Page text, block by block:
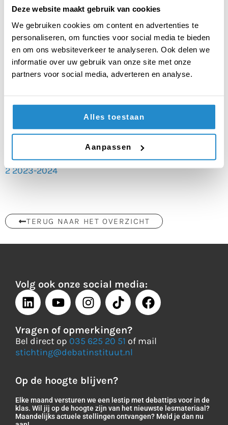
Deze website maakt gebruik van cookies
We gebruiken cookies om content en advertenties te
personaliseren, om functies voor social media te bieden
en om ons websiteverkeer te analyseren. Ook delen we
informatie over uw gebruik van onze site met onze
partners voor social media, adverteren en analyse.
Alles toestaan
Aanpassen
Praedinius Gymnasium
Utrechts Stedelijk Gymnasium
Melanchton Bergschenhoek
Coornhert Gymnasium
Mendelcollege
Gymnasium Celeanum
Bertrand Russel College
Stedelijk Gymnasium
Beste Troublespeecher: Ricardo van Gomarus SG
De volledige uitslag vind je hier:Uitslag Voorronde
2 2023-2024
TERUG NAAR HET OVERZICHT
Volg ook onze social media:
Vragen of opmerkingen?
Bel direct op 035 625 20 51 of mail
stichting@debatinstituut.nl
Op de hoogte blijven?
Elke maand versturen we een lestip met debattips voor in de
klas. Wil jij op de hoogte zijn van het nieuwste lesmateriaal?
Maandelijks actuele stellingen ontvangen? Meld je dan nu